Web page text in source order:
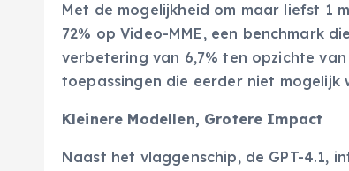
Met de mogelijkheid om maar liefst 1
72% op Video-MME, een benchmark
verbetering van 6,7% ten opzichte
toepassingen die eerder niet mogelijk
Kleinere Modellen, Grotere Impact
Naast het vlaggenschip, de GPT-4.1,